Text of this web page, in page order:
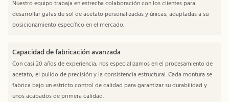
Nuestro equipo trabaja en estrecha colaboración con los clientes para
desarrollar gafas de sol de acetato personalizadas y únicas, adaptadas a su
posicionamiento específico en el mercado.
Capacidad de fabricación avanzada
Con casi 20 años de experiencia, nos especializamos en el procesamiento de
acetato, el pulido de precisión y la consistencia estructural. Cada montura se
fabrica bajo un estricto control de calidad para garantizar su durabilidad y
unos acabados de primera calidad.